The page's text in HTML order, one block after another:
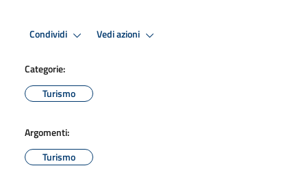
Condividi Vedi azioni
Categorie:
Turismo
Argomenti:
Turismo